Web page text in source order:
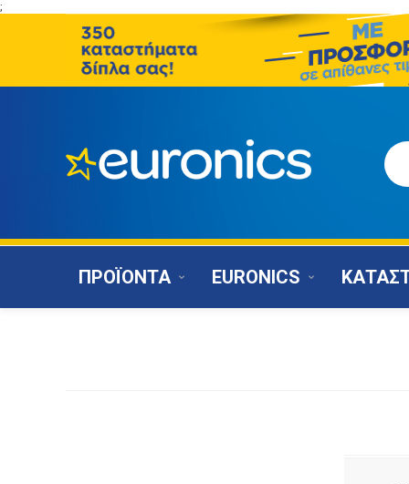
;
ΠΡΟΪΟΝΤΑ EURONICS